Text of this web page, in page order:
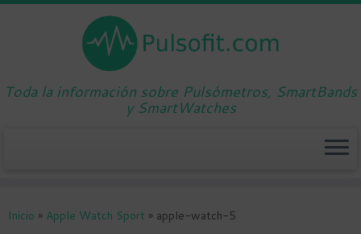
Toda la información sobre Pulsómetros, SmartBands
y SmartWatches
Inicio » Apple Watch Sport » apple-watch-5